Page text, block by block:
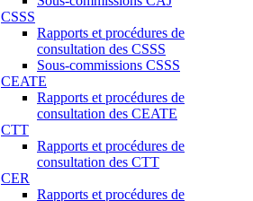
CSSS
Rapports et procédures de
consultation des CSSS
Sous-commissions CSSS
CEATE
Rapports et procédures de
consultation des CEATE
CTT
Rapports et procédures de
consultation des CTT
CER
Rapports et procédures de